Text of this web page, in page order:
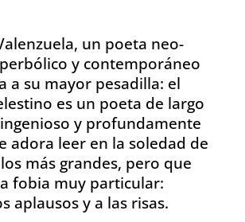
un poeta neo-
y contemporáneo
a su mayor pesadilla: el
es un poeta de largo
y profundamente
adora leer en la soledad de
más grandes, pero que
fobia muy particular:
aplausos y a las risas.